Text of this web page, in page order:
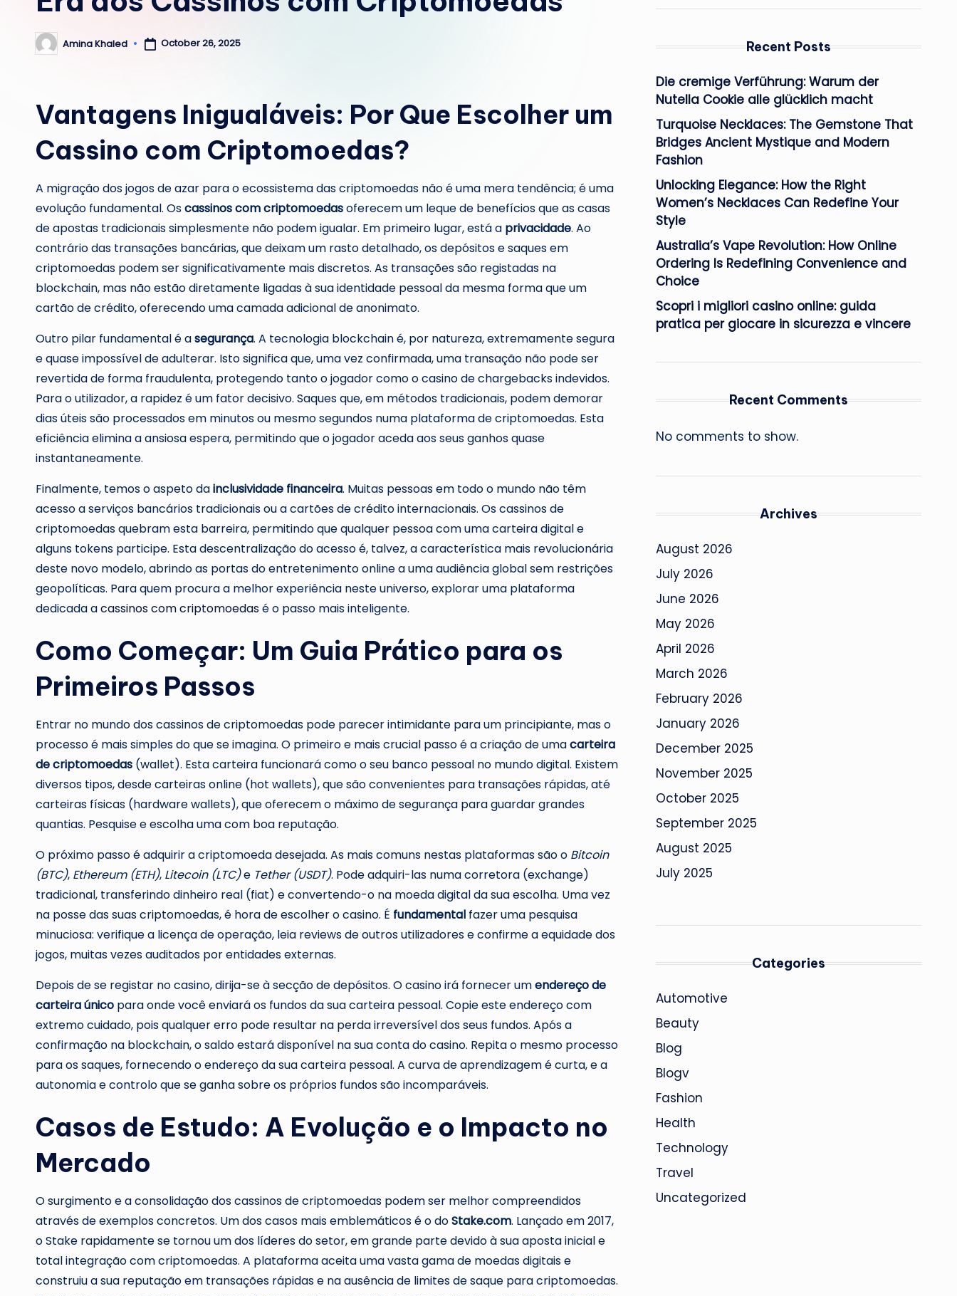
Posted
by
Amina Khaled October 26, 2025
Vantagens Inigualáveis: Por Que Escolher um
Cassino com Criptomoedas?
A migração dos jogos de azar para o ecossistema das criptomoedas não é uma mera tendência; é uma
evolução fundamental. Oscassinos com criptomoedasoferecem um leque de benefícios que as casas
de apostas tradicionais simplesmente não podem igualar. Em primeiro lugar, está a privacidade. Ao
contrário das transações bancárias, que deixam um rasto detalhado, os depósitos e saques em
criptomoedas podem ser significativamente mais discretos. As transações são registadas na
blockchain, mas não estão diretamente ligadas à sua identidade pessoal da mesma forma que um
cartão de crédito, oferecendo uma camada adicional de anonimato.
Outro pilar fundamental é asegurança. A tecnologia blockchain é, por natureza, extremamente segura
e quase impossível de adulterar. Isto significa que, uma vez confirmada, uma transação não pode ser
revertida de forma fraudulenta, protegendo tanto o jogador como o casino de chargebacks indevidos.
Para o utilizador, a rapidez é um fator decisivo. Saques que, em métodos tradicionais, podem demorar
dias úteis são processados em minutos ou mesmo segundos numa plataforma de criptomoedas. Esta
eficiência elimina a ansiosa espera, permitindo que o jogador aceda aos seus ganhos quase
instantaneamente.
Finalmente, temos o aspeto dainclusividade financeira. Muitas pessoas em todo o mundo não têm
acesso a serviços bancários tradicionais ou a cartões de crédito internacionais. Os cassinos de
criptomoedas quebram esta barreira, permitindo que qualquer pessoa com uma carteira digital e
alguns tokens participe. Esta descentralização do acesso é, talvez, a característica mais revolucionária
deste novo modelo, abrindo as portas do entretenimento online a uma audiência global sem restrições
geopolíticas. Para quem procura a melhor experiência neste universo, explorar uma plataforma
dedicada acassinos com criptomoedasé o passo mais inteligente.
Como Começar: Um Guia Prático para os
Primeiros Passos
Entrar no mundo dos cassinos de criptomoedas pode parecer intimidante para um principiante, mas o
processo é mais simples do que se imagina. O primeiro e mais crucial passo é a criação de umacarteira
de criptomoedas (wallet). Esta carteira funcionará como o seu banco pessoal no mundo digital. Existem
diversos tipos, desde carteiras online (hot wallets), que são convenientes para transações rápidas, até
carteiras físicas (hardware wallets), que oferecem o máximo de segurança para guardar grandes
quantias. Pesquise e escolha uma com boa reputação.
O próximo passo é adquirir a criptomoeda desejada. As mais comuns nestas plataformas são o Bitcoin
(BTC), Ethereum (ETH), Litecoin (LTC)e Tether (USDT). Pode adquiri-las numa corretora (exchange)
tradicional, transferindo dinheiro real (fiat) e convertendo-o na moeda digital da sua escolha. Uma vez
na posse das suas criptomoedas, é hora de escolher o casino. É fundamental fazer uma pesquisa
minuciosa: verifique a licença de operação, leia reviews de outros utilizadores e confirme a equidade dos
jogos, muitas vezes auditados por entidades externas.
Depois de se registar no casino, dirija-se à secção de depósitos. O casino irá fornecer umendereço de
carteira único para onde você enviará os fundos da sua carteira pessoal. Copie este endereço com
extremo cuidado, pois qualquer erro pode resultar na perda irreversível dos seus fundos. Após a
confirmação na blockchain, o saldo estará disponível na sua conta do casino. Repita o mesmo processo
para os saques, fornecendo o endereço da sua carteira pessoal. A curva de aprendizagem é curta, e a
autonomia e controlo que se ganha sobre os próprios fundos são incomparáveis.
Casos de Estudo: A Evolução e o Impacto no
Mercado
O surgimento e a consolidação dos cassinos de criptomoedas podem ser melhor compreendidos
através de exemplos concretos. Um dos casos mais emblemáticos é o doStake.com. Lançado em 2017,
o Stake rapidamente se tornou um dos líderes do setor, em grande parte devido à sua aposta inicial e
total integração com criptomoedas. A plataforma aceita uma vasta gama de moedas digitais e
construiu a sua reputação em transações rápidas e na ausência de limites de saque para criptomoedas.
Recent Posts
Die cremige Verführung: Warum der
Nutella Cookie alle glücklich macht
Turquoise Necklaces: The Gemstone That
Bridges Ancient Mystique and Modern
Fashion
Unlocking Elegance: How the Right
Women’s Necklaces Can Redefine Your
Style
Australia’s Vape Revolution: How Online
Ordering Is Redefining Convenience and
Choice
Scopri i migliori casino online: guida
pratica per giocare in sicurezza e vincere
Recent Comments
No comments to show.
Archives
August 2026
July 2026
June 2026
May 2026
April 2026
March 2026
February 2026
January 2026
December 2025
November 2025
October 2025
September 2025
August 2025
July 2025
Categories
Automotive
Beauty
Blog
Blogv
Fashion
Health
Technology
Travel
Uncategorized